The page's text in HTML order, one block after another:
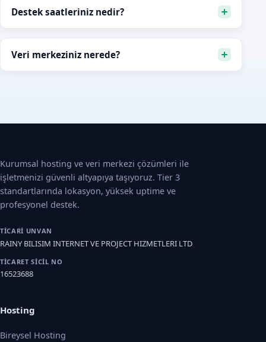
Destek saatleriniz nedir?
Veri merkeziniz nerede?
Kurumsal hosting ve veri merkezi çözümleri ile
işletmenizi güvenli altyapıya taşıyoruz. Tier 3
standartlarında lokasyon, yüksek uptime ve
profesyonel destek.
TICARI UNVAN
RAINY BILISIM INTERNET VE PROJECT HIZMETLERI LTD
TICARET SICIL NO
16523688
Hosting
Bireysel Hosting